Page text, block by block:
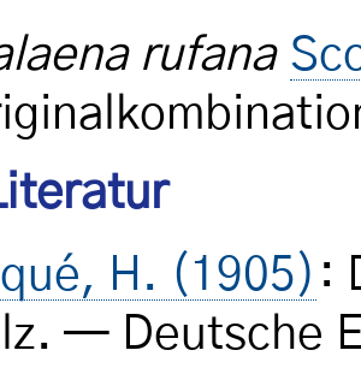
rufana
H. (1905) :
— Deutsche